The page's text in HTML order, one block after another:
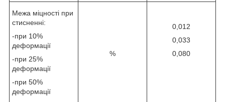
Межа міцності при
стисненні:
-при 10%
деформації
-при 25%
деформації
-при 50%
деформації
%
0,012
0,033
0,080